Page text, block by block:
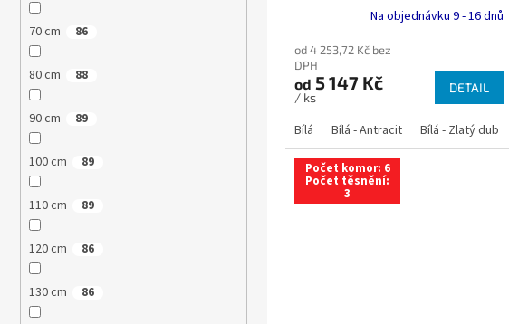
70 cm 86
80 cm 88
90 cm 89
100 cm 89
110 cm 89
120 cm 86
130 cm 86
Na objednávku 9 - 16 dnů
od 4 253,72 Kč bez
DPH
od 5 147 Kč
/ ks
DETAIL
Bílá Bílá - Antracit Bílá - Zlatý dub
Počet komor: 6
Počet těsnění:
3